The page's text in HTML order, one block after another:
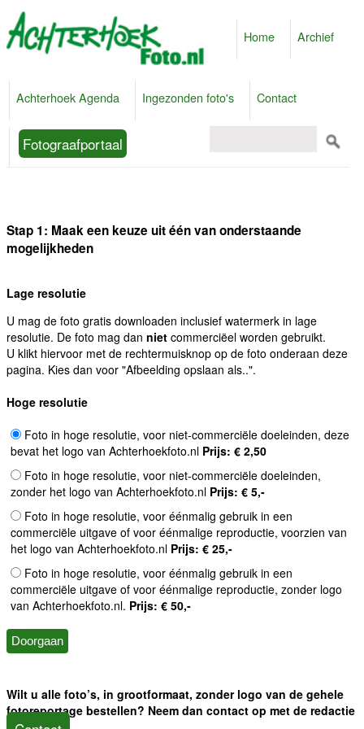
Home Archief
Achterhoek Agenda Ingezonden foto's Contact
Fotograafportaal
Stap 1: Maak een keuze uit één van onderstaande
mogelijkheden
Lage resolutie
U mag de foto gratis downloaden inclusief watermerk in lage
resolutie. De foto mag dan niet commerciëel worden gebruikt.
U klikt hiervoor met de rechtermuisknop op de foto onderaan deze
pagina. Kies dan voor "Afbeelding opslaan als..".
Hoge resolutie
Foto in hoge resolutie, voor niet-commerciële doeleinden, deze
bevat het logo van Achterhoekfoto.nl Prijs: € 2,50
Foto in hoge resolutie, voor niet-commerciële doeleinden,
zonder het logo van Achterhoekfoto.nl Prijs: € 5,-
Foto in hoge resolutie, voor éénmalig gebruik in een
commerciële uitgave of voor éénmalige reproductie, voorzien van
het logo van Achterhoekfoto.nl Prijs: € 25,-
Foto in hoge resolutie, voor éénmalig gebruik in een
commerciële uitgave of voor éénmalige reproductie, zonder logo
van Achterhoekfoto.nl. Prijs: € 50,-
Wilt u alle foto’s, in grootformaat, zonder logo van de gehele
fotoreportage bestellen? Neem dan contact op met de redactie